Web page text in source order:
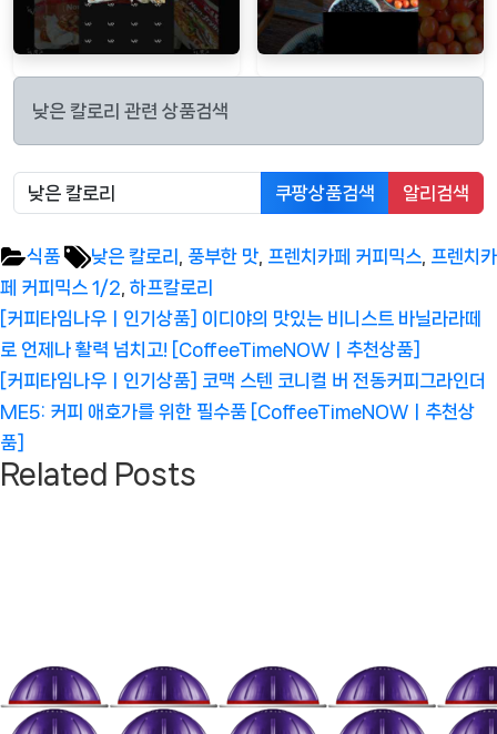
낮은 칼로리 관련 상품검색
쿠팡상품검색 알리검색
식품 Tags:
낮은 칼로리 풍부한 맛 프렌치카페 커피믹스 프렌치카
페 커피믹스 1/2 하프칼로리
글
탐
색
Previous
Post:
[커피타임나우ㅣ인기상품] 이디야의 맛있는 비니스트 바닐라라떼
로 언제나 활력 넘치고! [CoffeeTimeNOWㅣ추천상품]
Next
Post:
[커피타임나우ㅣ인기상품] 코맥 스텐 코니컬 버 전동커피그라인더
ME5: 커피 애호가를 위한 필수품 [CoffeeTimeNOWㅣ추천상
품]
Related Posts